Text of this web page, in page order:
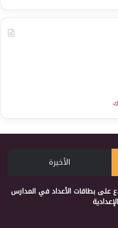
الأخيرة
على بطاقات الأعداد في المدارس